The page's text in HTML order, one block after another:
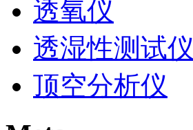
透氧仪
透湿性测试仪
顶空分析仪